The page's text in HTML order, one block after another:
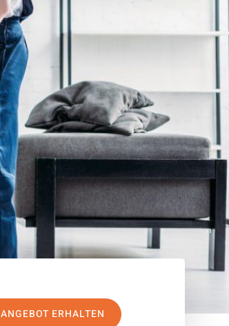
ANGEBOT ERHALTEN